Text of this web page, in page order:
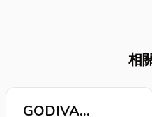
來不適感，更
可能成為過敏
上，
身體
牽動
際關
相
GODIVA